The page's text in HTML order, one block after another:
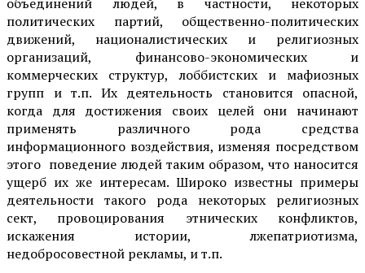
политических партий, общественно-политических
движений, националистических и религиозных
организаций, финансово-экономических и
коммерческих структур, лоббистских и мафиозных
групп и т.п. Их деятельность становится опасной,
когда для достижения своих целей они начинают
применять различного рода средства
информационного воздействия, изменяя посредством
этого поведение людей таким образом, что наносится
ущерб их же интересам. Широко известны примеры
деятельности такого рода некоторых религиозных
сект, провоцирования этнических конфликтов,
искажения истории, лжепатриотизма,
недобросовестной рекламы, и т.п.